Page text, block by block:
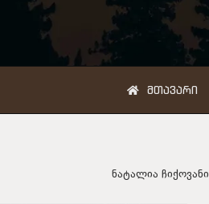
ᲛᲗᲐᲕᲐᲠᲘ
Ნატალია Ჩიქოვანი